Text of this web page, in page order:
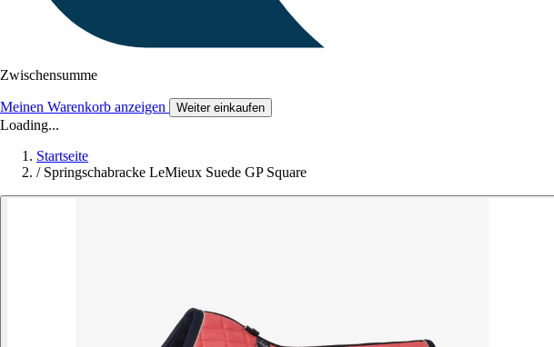
Zwischensumme
Meinen Warenkorb anzeigen Weiter einkaufen
Loading...
Startseite
/ Springschabracke LeMieux Suede GP Square